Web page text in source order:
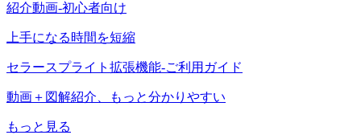
紹介動画-初心者向け
上手になる時間を短縮
セラースプライト拡張機能-ご利用ガイド
動画＋図解紹介、もっと分かりやすい
もっと見る